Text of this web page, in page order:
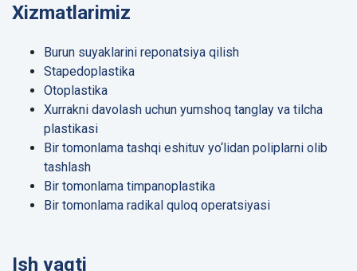
Xizmatlarimiz
Burun suyaklarini reponatsiya qilish
Stapedoplastika
Otoplastika
Xurrakni davolash uchun yumshoq tanglay va tilcha
plastikasi
Bir tomonlama tashqi eshituv yo‘lidan poliplarni olib
tashlash
Bir tomonlama timpanoplastika
Bir tomonlama radikal quloq operatsiyasi
Ish vaqti